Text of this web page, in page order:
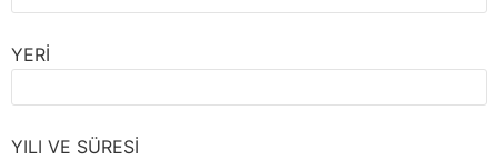
YERİ
YILI VE SÜRESİ